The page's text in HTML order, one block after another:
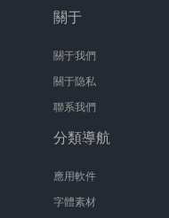
關于
關于我們
關于隐私
聯系我們
分類導航
應用軟件
字體素材